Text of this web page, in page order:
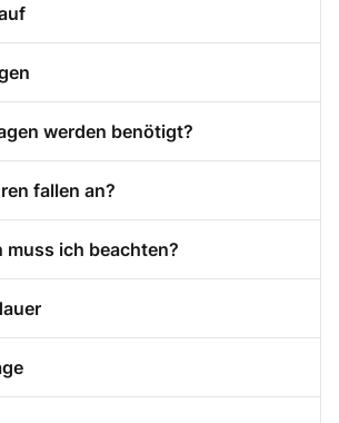
werden benötigt?
fallen an?
muss ich beachten?